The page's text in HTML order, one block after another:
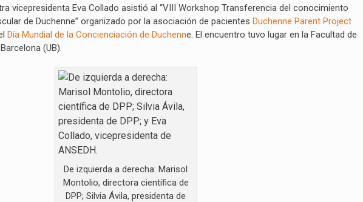
vicepresidenta Eva Collado asistió al “VIII Workshop Transferencia del conocimiento
de Duchenne” organizado por la asociación de pacientes Duchenne Parent Project
Día Mundial de la Concienciación de Duchenne. El encuentro tuvo lugar en la Facultad de
(UB).
De izquierda a derecha: Marisol
Montolio, directora científica de
DPP; Silvia Ávila, presidenta de